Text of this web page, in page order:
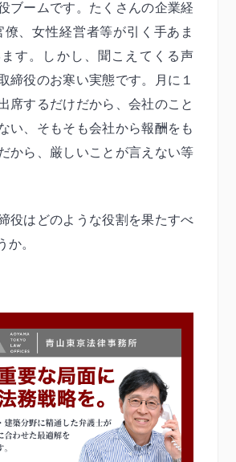
ブームです。たくさんの企業経
僚、女性経営者等が引く手あま
す。しかし、聞こえてくる声
締役のお寒い実態です。月に１
席するだけだから、会社のこと
い、そもそも会社から報酬をも
から、厳しいことが言えない等
役はどのような役割を果たすべ
か。